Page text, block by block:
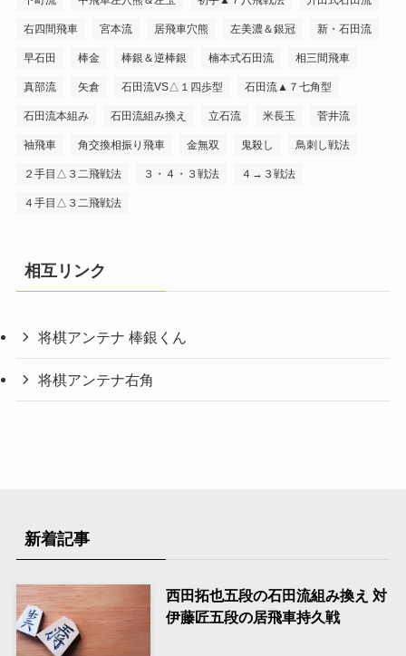
右四間飛車 宮本流 居飛車穴熊 左美濃＆銀冠 新・石田流
早石田 棒金 棒銀＆逆棒銀 楠本式石田流 相三間飛車
真部流 矢倉 石田流VS△１四歩型 石田流▲７七角型
石田流本組み 石田流組み換え 立石流 米長玉 菅井流
袖飛車 角交換相振り飛車 金無双 鬼殺し 鳥刺し戦法
２手目△３二飛戦法 ３・４・３戦法 ４→３戦法
４手目△３二飛戦法
相互リンク
将棋アンテナ 棒銀くん
将棋アンテナ右角
新着記事
西田拓也五段の石田流組み換え 対
伊藤匠五段の居飛車持久戦